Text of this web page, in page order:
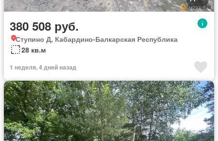
380 508 руб.
Ступино Д, Кабардино-Балкарская Республика
28 кв.м
1 неделя, 4 дней назад